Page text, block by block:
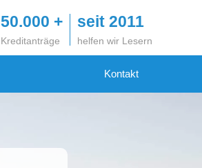
50.000 +
Kreditanträge
seit 2011
helfen wir Lesern
Kontakt